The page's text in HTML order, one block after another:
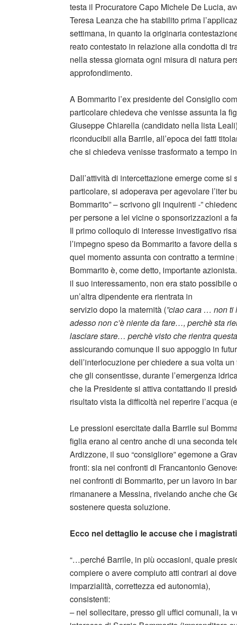
testa il Procuratore Capo Michele De Lucia,
Teresa Leanza che ha stabilito prima
settimana, in quanto la originaria
reato contestato in relazione alla condotta di
nella stessa giornata ogni misura di natura
approfondimento.
A Bommarito l’ex presidente del Consiglio
particolare chiedeva che venisse assunta la
Giuseppe Chiarella (candidato nella lista
riconducibii alla Barrile, all’epoca dei fatti
che si chiedeva venisse trasformato a tempo
Dall’attività di intercettazione emerge come
particolare, si adoperava per agevolare l’iter
Bommarito” – scrivono gli inquirenti -”
per persone a lei vicine o sponsorizzazioni a
Il primo colloquio di interesse investigativo
l’impegno speso da Bommarito a favore
quel momento assunta con contratto a
Bommarito è, come detto, importante
il suo interessamento, non era stato
un’altra dipendente era rientrata in
servizio dopo la maternità (”ciao cara … non
adesso non c’è niente da fare…, perchè sta
lasciare stare… perchè visto che rientra
assicurando comunque il suo appoggio in
dell’interlocuzione per chiedere a sua volta
che gli consentisse, durante l’emergenza
che la Presidente si attiva contattando il
risultato vista la difficoltà nel reperire l’acqua
Le pressioni esercitate dalla Barrile sul
figlia erano al centro anche di una seconda
Ardizzone, il suo “consigliore” egemone a
fronti: sia nei confronti di Francantonio
nei confronti di Bommarito, per un lavoro in
rimananere a Messina, rivelando anche che
sostenere questa soluzione.
Ecco nel dettaglio le accuse che i
“…perché Barrile, in più occasioni, quale
compiere o avere compiuto atti contrari ai
imparzialità, correttezza ed autonomia),
consistenti:
– nel sollecitare, presso gli uffici comunali, la